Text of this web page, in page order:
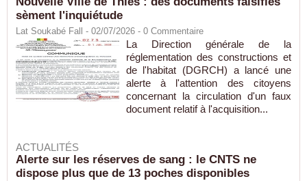
sèment l'inquiétude
Lat Soukabé Fall - 02/07/2026 - 0 Commentaire
La Direction générale de la
réglementation des constructions et
de l'habitat (DGRCH) a lancé une
alerte à l'attention des citoyens
concernant la circulation d'un faux
document relatif à l'acquisition...
ACTUALITÉS
Alerte sur les réserves de sang : le CNTS ne
dispose plus que de 13 poches disponibles